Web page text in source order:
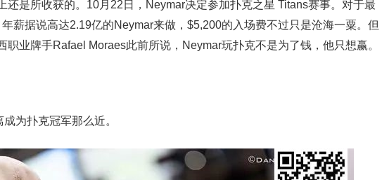
还是所收获的。10月22日，Neymar决定参加扑克之星 Titans赛事。对于最
薪据说高达2.19亿的Neymar来做，$5,200的入场费不过只是沧海一粟。但
职业牌手Rafael Moraes此前所说，Neymar玩扑克不是为了钱，他只想赢。
为扑克冠军那么近。